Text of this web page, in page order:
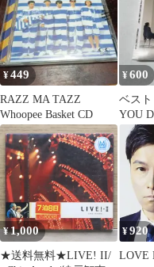
¥449
RAZZ MA TAZZ
Whoopee Basket CD
¥600
ベス
YOU
¥1,000
★送料無料★LIVE! II/
¥920
LOVE